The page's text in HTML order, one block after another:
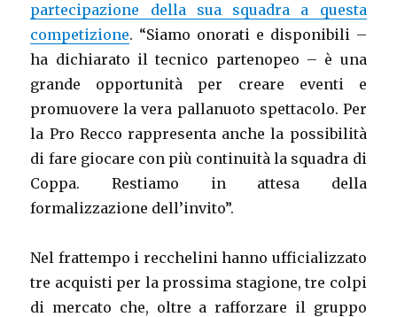
partecipazione della sua squadra a questa
competizione. “Siamo onorati e disponibili –
ha dichiarato il tecnico partenopeo – è una
grande opportunità per creare eventi e
promuovere la vera pallanuoto spettacolo. Per
la Pro Recco rappresenta anche la possibilità
di fare giocare con più continuità la squadra di
Coppa. Restiamo in attesa della
formalizzazione dell’invito”.
Nel frattempo i recchelini hanno ufficializzato
tre acquisti per la prossima stagione, tre colpi
di mercato che, oltre a rafforzare il gruppo